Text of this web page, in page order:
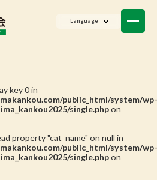
Language
key 0 in
public_html/system/wp-
single.phpon
property "cat_name" on null in
public_html/system/wp-
single.phpon